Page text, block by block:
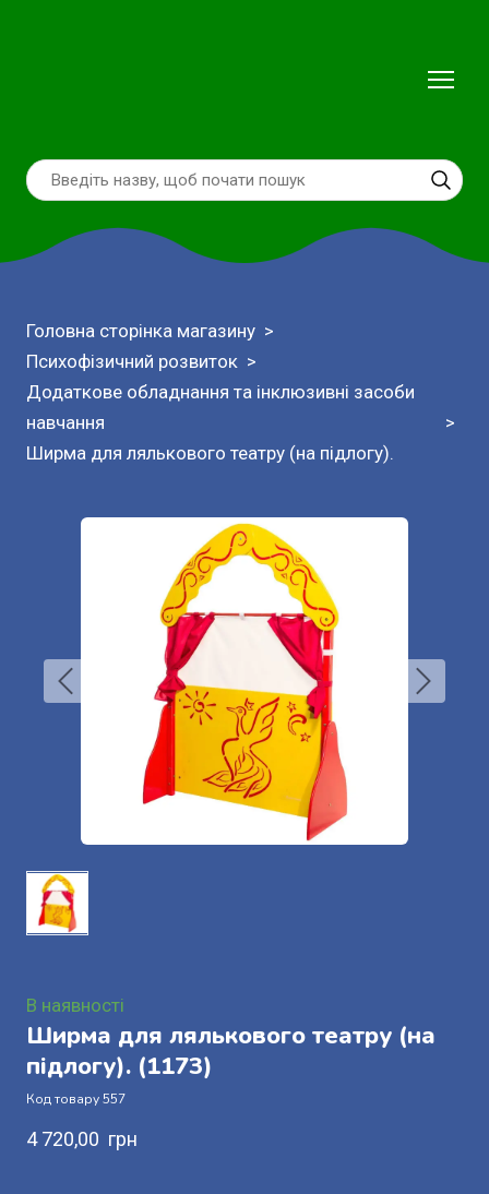
Головна сторінка магазину
Психофізичний розвиток
Додаткове обладнання та інклюзивні засоби
навчання
Ширма для лялькового театру (на підлогу).
В наявності
Ширма для лялькового театру (на
підлогу). (1173)
Код товару 557
4 720,00  грн